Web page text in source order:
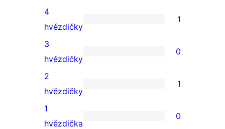
5hvězdičkové
hodnocení
1
4hvězdičkové
hodnocení
4
hvězdičky
1
0
3hvězdičkové
hodnocení
3
hvězdičky
0
1
2hvězdičkové
hodnocení
2
hvězdičky
1
0
1
hvězdička
0